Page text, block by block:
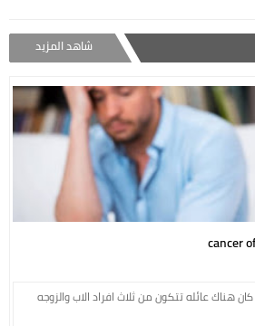
شاهد المزيد
هناك عائله تتكون من ثلاث افراد الاب والزوجه